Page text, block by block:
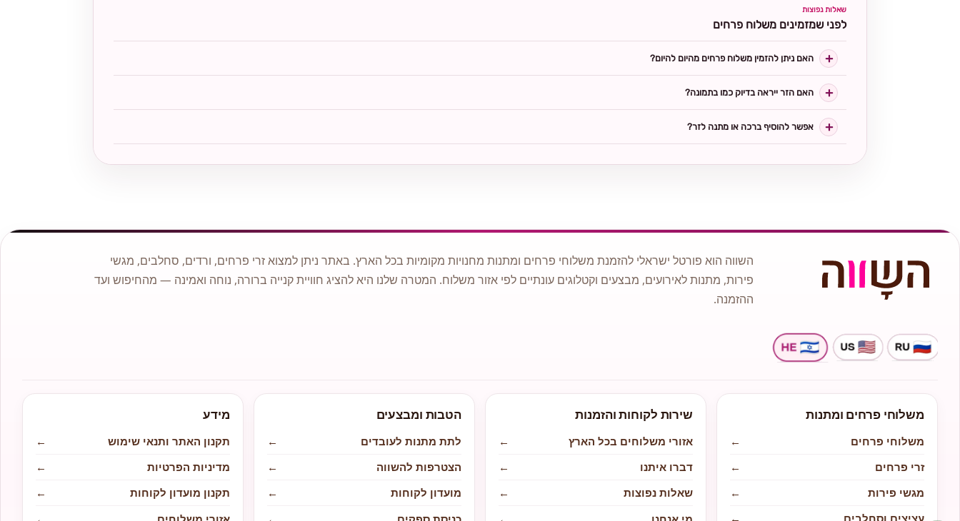
שאלות נפוצות
לפני שמזמינים משלוח פרחים
האם ניתן להזמין משלוח פרחים מהיום להיום?
האם הזר ייראה בדיוק כמו בתמונה?
אפשר להוסיף ברכה או מתנה לזר?
השווה הוא פורטל ישראלי להזמנת משלוחי פרחים ומתנות מחנויות מקומיות בכל הארץ. באתר ניתן למצוא זרי פרחים, ורדים, סחלבים, מגשי
פירות, מתנות לאירועים, מבצעים וקטלוגים עונתיים לפי אזור משלוח. המטרה שלנו היא להציג חוויית קנייה ברורה, נוחה ואמינה — מהחיפוש ועד
ההזמנה.
משלוחי פרחים ומתנות
משלוחי פרחים
←
זרי פרחים
←
מגשי פירות
←
שירות לקוחות והזמנות
אזורי משלוחים בכל הארץ
←
דברו איתנו
←
שאלות נפוצות
←
הטבות ומבצעים
לתת מתנות לעובדים
←
הצטרפות להשווה
←
מועדון לקוחות
←
מידע
תקנון האתר ותנאי שימוש
←
מדיניות הפרטיות
←
תקנון מועדון לקוחות
←